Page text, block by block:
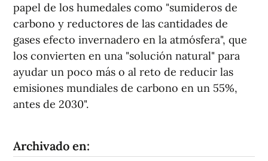
papel de los humedales como "sumideros de
carbono y reductores de las cantidades de
gases efecto invernadero en la atmósfera", que
los convierten en una "solución natural" para
ayudar un poco más o al reto de reducir las
emisiones mundiales de carbono en un 55%,
antes de 2030".
Archivado en: